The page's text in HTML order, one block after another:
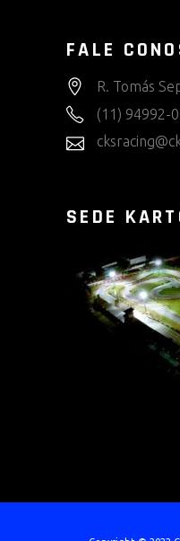
FALE
R. Tomás
(11) 94992-
SEDE